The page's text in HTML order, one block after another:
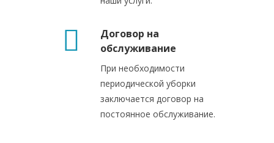
Договор на
обслуживание
При необходимости
периодической уборки
заключается договор на
постоянное обслуживание.